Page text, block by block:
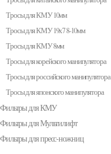
Тросы для КМУ 10мм
Тросы для КМУ 19х7 8-10мм
Тросы для КМУ 8мм
Тросы для корейского манипулятора
Тросы для российского манипулятора
Тросы для японского манипулятора
Фильтры для КМУ
Фильтры для Мультилифт
Фильтры для пресс-ножниц